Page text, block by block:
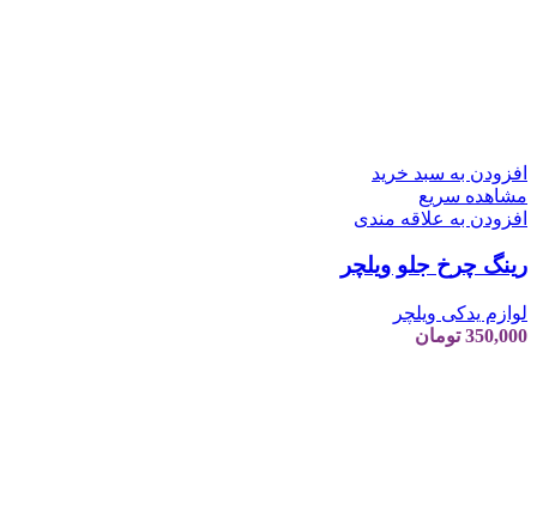
افزودن به سبد خرید
مشاهده سریع
افزودن به علاقه مندی
رینگ چرخ جلو ویلچر
لوازم یدکی ویلچر
350,000 تومان